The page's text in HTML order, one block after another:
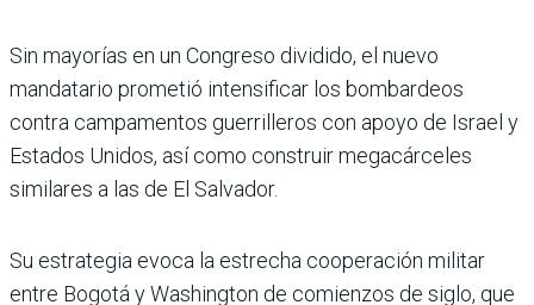
Sin mayorías en un Congreso dividido, el nuevo
mandatario prometió intensificar los bombardeos
contra campamentos guerrilleros con apoyo de Israel y
Estados Unidos, así como construir megacárceles
similares a las de El Salvador.
Su estrategia evoca la estrecha cooperación militar
entre Bogotá y Washington de comienzos de siglo, que